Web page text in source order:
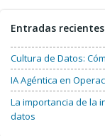
Entradas recientes
Cultura de Datos:
IA Agéntica en
La importancia de la
datos